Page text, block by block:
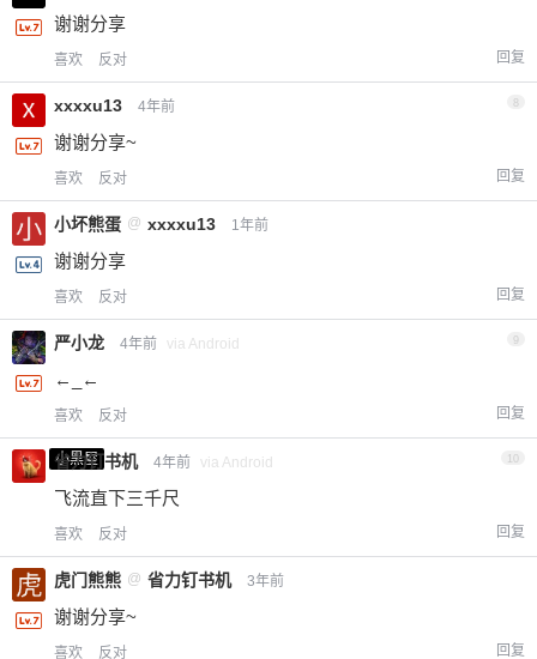
谢谢分享
喜欢 反对 回复
xxxxu13 4年前
谢谢分享~
喜欢 反对 回复
小坏熊蛋 @ xxxxu13 1年前
谢谢分享
喜欢 反对 回复
严小龙 4年前 via Android 9
←_←
喜欢 反对 回复
小黑屋
省力钉书机 4年前 via Android 10
飞流直下三千尺
喜欢 反对 回复
虎门熊熊 @ 省力钉书机 3年前
谢谢分享~
喜欢 反对 回复